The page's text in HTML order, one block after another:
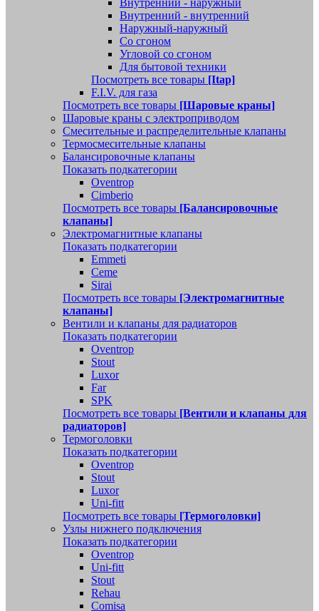
Внутренний - наружный
Внутренний - внутренний
Наружный-наружный
Со сгоном
Угловой со сгоном
Для бытовой техники
Посмотреть все товары [Itap]
F.I.V. для газа
Посмотреть все товары [Шаровые краны]
Шаровые краны с электроприводом
Смесительные и распределительные клапаны
Термосмесительные клапаны
Балансировочные клапаны
Показать подкатегории
Oventrop
Cimberio
Посмотреть все товары [Балансировочные
клапаны]
Электромагнитные клапаны
Показать подкатегории
Emmeti
Ceme
Sirai
Посмотреть все товары [Электромагнитные
клапаны]
Вентили и клапаны для радиаторов
Показать подкатегории
Oventrop
Stout
Luxor
Far
SPK
Посмотреть все товары [Вентили и клапаны для
радиаторов]
Термоголовки
Показать подкатегории
Oventrop
Stout
Luxor
Uni-fitt
Посмотреть все товары [Термоголовки]
Узлы нижнего подключения
Показать подкатегории
Oventrop
Uni-fitt
Stout
Rehau
Comisa